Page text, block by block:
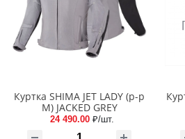
Куртка SHIMA JET LADY (p-p
M) JACKED GREY
24 490.00 ₽/шт.